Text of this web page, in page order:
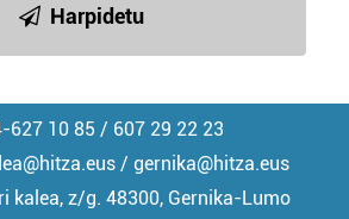
Harpidetu
627 10 85 / 607 29 22 23
/ gernika@hitza.eus
kalea, z/g. 48300, Gernika-Lumo